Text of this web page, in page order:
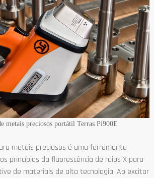
metais preciosos portátil Terras Pi900E
metais preciosos é uma ferramenta
princípios da fluorescência de raios X para
de materiais de alta tecnologia. Ao excitar